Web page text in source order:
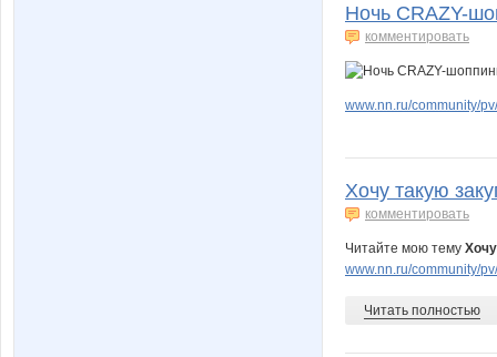
Ночь CRAZY-
комментировать
www.nn.ru/community/
Хочу такую
комментировать
Читайте мою тему
www.nn.ru/community/
Читать полностью